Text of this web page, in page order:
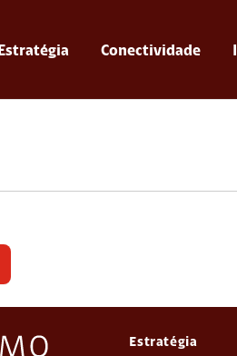
Estratégia Conectividade
Estratégia